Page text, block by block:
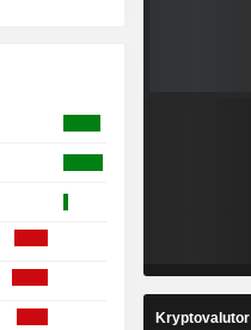
Kryptovalutor